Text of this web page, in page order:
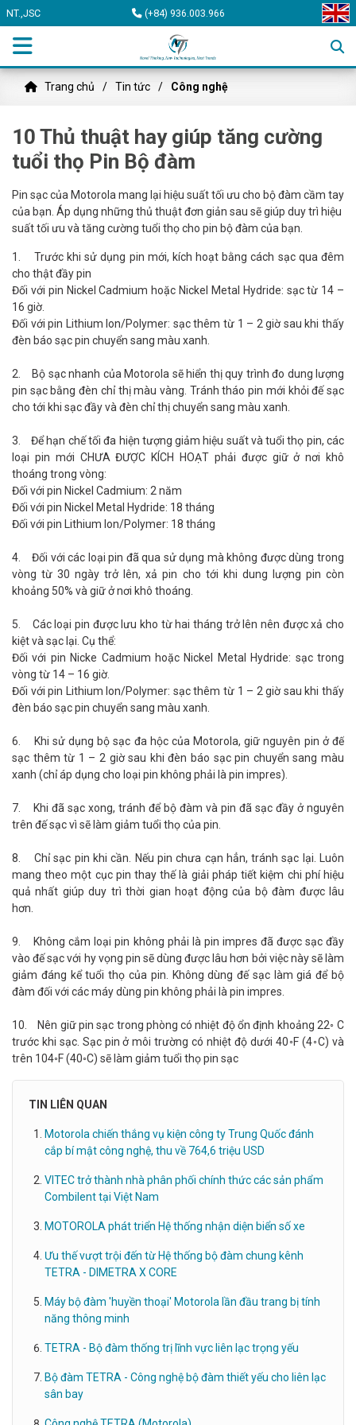
NT.,JSC (+84) 936.003.966
Trang chủ Tin tức Công nghệ
10 Thủ thuật hay giúp tăng cường
tuổi thọ Pin Bộ đàm
Pin sạc của Motorola mang lại hiệu suất tối ưu cho bộ đàm cầm tay
của bạn. Áp dụng những thủ thuật đơn giản sau sẽ giúp duy trì hiệu
suất tối ưu và tăng cường tuổi thọ cho pin bộ đàm của bạn.
1. Trước khi sử dụng pin mới, kích hoạt bằng cách sạc qua đêm
cho thật đầy pin
Đối với pin Nickel Cadmium hoặc Nickel Metal Hydride: sạc từ 14 –
16 giờ.
Đối với pin Lithium Ion/Polymer: sạc thêm từ 1 – 2 giờ sau khi thấy
đèn báo sạc pin chuyển sang màu xanh.
2. Bộ sạc nhanh của Motorola sẽ hiển thị quy trình đo dung lượng
pin sạc bằng đèn chỉ thị màu vàng. Tránh tháo pin mới khỏi đế sạc
cho tới khi sạc đầy và đèn chỉ thị chuyển sang màu xanh.
3. Để hạn chế tối đa hiện tượng giảm hiệu suất và tuổi thọ pin, các
loại pin mới CHƯA ĐƯỢC KÍCH HOẠT phải được giữ ở nơi khô
thoáng trong vòng:
Đối với pin Nickel Cadmium: 2 năm
Đối với pin Nickel Metal Hydride: 18 tháng
Đối với pin Lithium Ion/Polymer: 18 tháng
4. Đối với các loại pin đã qua sử dụng mà không được dùng trong
vòng từ 30 ngày trở lên, xả pin cho tới khi dung lượng pin còn
khoảng 50% và giữ ở nơi khô thoáng.
5. Các loại pin được lưu kho từ hai tháng trở lên nên được xả cho
kiệt và sạc lại. Cụ thể:
Đối với pin Nicke Cadmium hoặc Nickel Metal Hydride: sạc trong
vòng từ 14 – 16 giờ.
Đối với pin Lithium Ion/Polymer: sạc thêm từ 1 – 2 giờ sau khi thấy
đèn báo sạc pin chuyển sang màu xanh.
6. Khi sử dụng bộ sạc đa hộc của Motorola, giữ nguyên pin ở đế
sạc thêm từ 1 – 2 giờ sau khi đèn báo sạc pin chuyển sang màu
xanh (chỉ áp dụng cho loại pin không phải là pin impres).
7. Khi đã sạc xong, tránh để bộ đàm và pin đã sạc đầy ở nguyên
trên đế sạc vì sẽ làm giảm tuổi thọ của pin.
8. Chỉ sạc pin khi cần. Nếu pin chưa cạn hẳn, tránh sạc lại. Luôn
mang theo một cục pin thay thế là giải pháp tiết kiệm chi phí hiệu
quả nhất giúp duy trì thời gian hoạt động của bộ đàm được lâu
hơn.
9. Không cắm loại pin không phải là pin impres đã được sạc đầy
vào đế sạc với hy vọng pin sẽ dùng được lâu hơn bởi việc này sẽ làm
giảm đáng kể tuổi thọ của pin. Không dùng đế sạc làm giá để bộ
đàm đối với các máy dùng pin không phải là pin impres.
10. Nên giữ pin sạc trong phòng có nhiệt độ ổn định khoảng 22◦ C
trước khi sạc. Sạc pin ở môi trường có nhiệt độ dưới 40◦F (4◦C) và
trên 104◦F (40◦C) sẽ làm giảm tuổi thọ pin sạc
TIN LIÊN QUAN
Motorola chiến thắng vụ kiện công ty Trung Quốc đánh
cắp bí mật công nghệ, thu về 764,6 triệu USD
VITEC trở thành nhà phân phối chính thức các sản phẩm
Combilent tại Việt Nam
MOTOROLA phát triển Hệ thống nhận diện biển số xe
Ưu thế vượt trội đến từ Hệ thống bộ đàm chung kênh
TETRA - DIMETRA X CORE
Máy bộ đàm 'huyền thoại' Motorola lần đầu trang bị tính
năng thông minh
TETRA - Bộ đàm thống trị lĩnh vực liên lạc trọng yếu
Bộ đàm TETRA - Công nghệ bộ đàm thiết yếu cho liên lạc
sân bay